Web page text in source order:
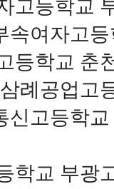
고등학교
속여자고
등학교 춘
례공업고
신고등학교
학교 부광